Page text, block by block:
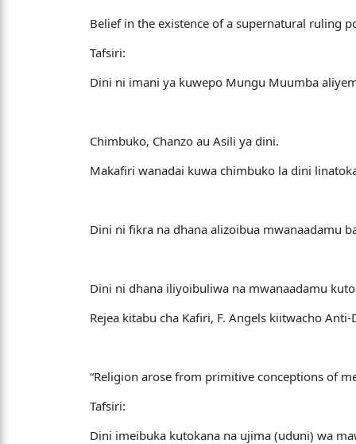
Belief in the existence of a supernatural ruling
Tafsiri:
Dini ni imani ya kuwepo Mungu Muumba
Chimbuko, Chanzo au Asili ya dini.
Makafiri wanadai kuwa chimbuko la dini
Dini ni fikra na dhana alizoibua mwanaadamu
Dini ni dhana iliyoibuliwa na mwanaadamu
Rejea kitabu cha Kafiri, F. Angels kiitwacho
“Religion arose from primitive conceptions of
Tafsiri:
Dini imeibuka kutokana na ujima (uduni) wa